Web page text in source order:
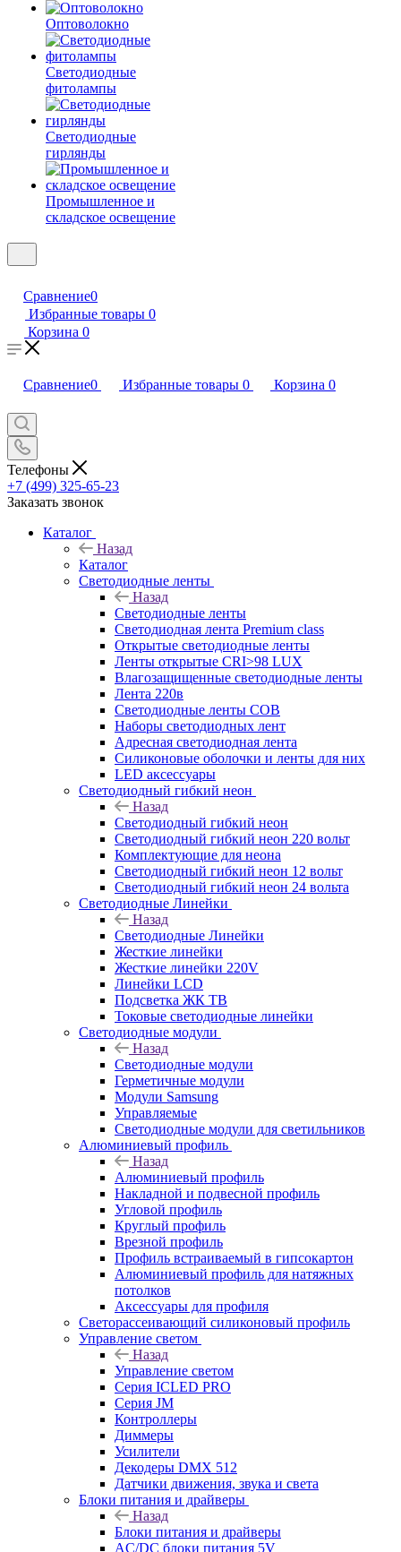
Оптоволокно
Светодиодные
фитолампы
Светодиодные
гирлянды
Промышленное и
складское освещение
Сравнение0
Избранные товары 0
Корзина 0
Сравнение0 Избранные товары 0 Корзина 0
Телефоны
+7 (499) 325-65-23
Заказать звонок
Каталог
Назад
Каталог
Светодиодные ленты
Назад
Светодиодные ленты
Светодиодная лента Premium class
Открытые светодиодные ленты
Ленты открытые CRI>98 LUX
Влагозащищенные светодиодные ленты
Лента 220в
Светодиодные ленты COB
Наборы светодиодных лент
Адресная светодиодная лента
Силиконовые оболочки и ленты для них
LED аксессуары
Светодиодный гибкий неон
Назад
Светодиодный гибкий неон
Светодиодный гибкий неон 220 вольт
Комплектующие для неона
Светодиодный гибкий неон 12 вольт
Светодиодный гибкий неон 24 вольта
Светодиодные Линейки
Назад
Светодиодные Линейки
Жесткие линейки
Жесткие линейки 220V
Линейки LCD
Подсветка ЖК ТВ
Токовые светодиодные линейки
Светодиодные модули
Назад
Светодиодные модули
Герметичные модули
Модули Samsung
Управляемые
Светодиодные модули для светильников
Алюминиевый профиль
Назад
Алюминиевый профиль
Накладной и подвесной профиль
Угловой профиль
Круглый профиль
Врезной профиль
Профиль встраиваемый в гипсокартон
Алюминиевый профиль для натяжных
потолков
Аксессуары для профиля
Светорассеивающий силиконовый профиль
Управление светом
Назад
Управление светом
Серия ICLED PRO
Серия JM
Контроллеры
Диммеры
Усилители
Декодеры DMX 512
Датчики движения, звука и света
Блоки питания и драйверы
Назад
Блоки питания и драйверы
AC/DC блоки питания 5V